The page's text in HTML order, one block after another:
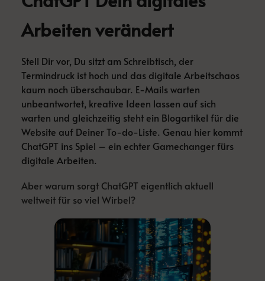
Arbeiten verändert
Stell Dir vor, Du sitzt am Schreibtisch, der
Termindruck ist hoch und das digitale Arbeitschaos
kaum noch überschaubar. E-Mails warten
unbeantwortet, kreative Ideen lassen auf sich
warten und gleichzeitig steht ein Blogartikel für die
Website auf Deiner To-do-Liste. Genau hier kommt
ChatGPT ins Spiel – ein echter Gamechanger fürs
digitale Arbeiten.
Aber warum sorgt ChatGPT eigentlich aktuell
weltweit für so viel Wirbel?